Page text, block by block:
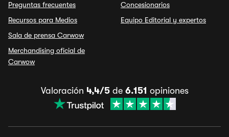
Preguntas frecuentes
Recursos para Medios
Sala de prensa Carwow
Merchandising oficial de
Carwow
Concesionarios
Equipo Editorial y expertos
Valoración 4,4/5de 6.151 opiniones